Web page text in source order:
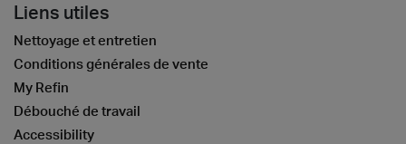
Liens utiles
Nettoyage et entretien
Conditions générales de vente
My Refin
Débouché de travail
Accessibility